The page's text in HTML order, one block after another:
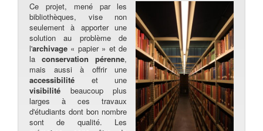
Ce projet, mené par les
bibliothèques, vise non
seulement à apporter une
solution au problème de
l'archivage « papier » et de
laconservation pérenne,
mais aussi à offrir une
accessibilité et une
visibilité beaucoup plus
larges à ces travaux
d'étudiants dont bon nombre
sont de qualité. Les